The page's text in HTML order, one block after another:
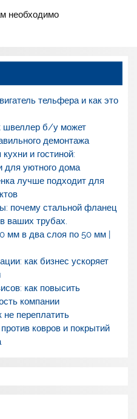
необходимо
тельфера и как это
швеллер б/у может
демонтажа
и гостиной:
для уютного дома
лучше подходит для
почему стальной фланец
ваших трубах.
мм в два слоя по 50 мм |
как бизнес ускоряет
как повысить
компании
не переплатить
ковров и покрытий